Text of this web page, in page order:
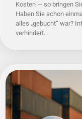
Kosten — so bringen
Haben Sie schon
alles „gebucht“ war?
verhindert…